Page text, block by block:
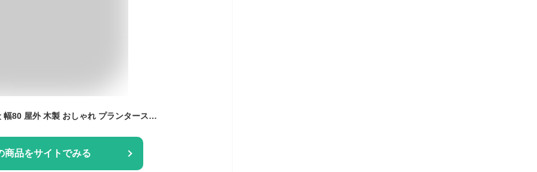
フラワースタンド 2段 幅80 屋外 木製 おしゃれ プランタースタンド フラワーラック ガーデニング 棚 ベンチ 北欧 シンプル 庭 ベランダ テラス 屋内 2wayフラワースタンド BLUME(ブルーム) 2段タイプ
商品をサイトでみる